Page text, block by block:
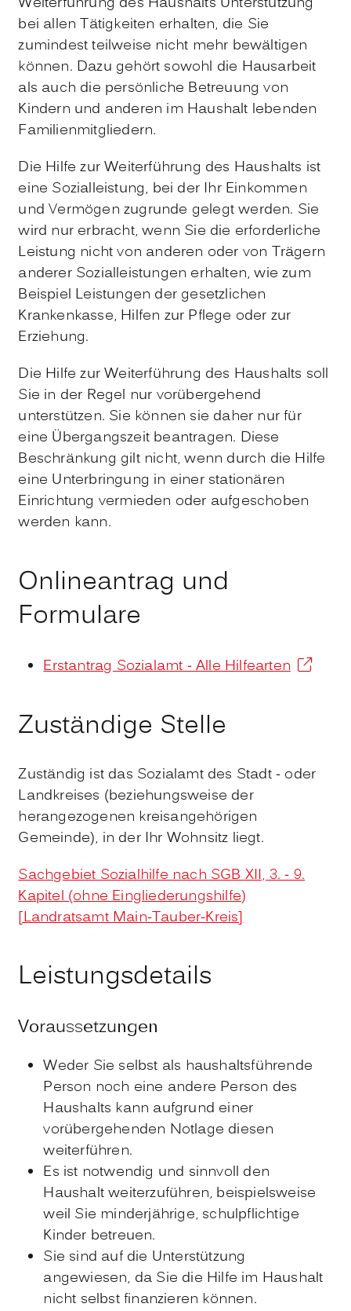
bei allen Tätigkeiten erhalten, die Sie
zumindest teilweise nicht mehr bewältigen
können. Dazu gehört sowohl die Hausarbeit
als auch die persönliche Betreuung von
Kindern und anderen im Haushalt lebenden
Familienmitgliedern.
Die Hilfe zur Weiterführung des Haushalts ist
eine Sozialleistung, bei der Ihr Einkommen
und Vermögen zugrunde gelegt werden. Sie
wird nur erbracht, wenn Sie die erforderliche
Leistung nicht von anderen oder von Trägern
anderer Sozialleistungen erhalten, wie zum
Beispiel Leistungen der gesetzlichen
Krankenkasse, Hilfen zur Pflege oder zur
Erziehung.
Die Hilfe zur Weiterführung des Haushalts soll
Sie in der Regel nur vorübergehend
unterstützen. Sie können sie daher nur für
eine Übergangszeit beantragen. Diese
Beschränkung gilt nicht, wenn durch die Hilfe
eine Unterbringung in einer stationären
Einrichtung vermieden oder aufgeschoben
werden kann.
Onlineantrag und
Formulare
Erstantrag Sozialamt - Alle Hilfearten
Zuständige Stelle
Zuständig ist das Sozialamt des Stadt - oder
Landkreises (beziehungsweise der
herangezogenen kreisangehörigen
Gemeinde), in der Ihr Wohnsitz liegt.
Sachgebiet Sozialhilfe nach SGB XII, 3. - 9.
Kapitel (ohne Eingliederungshilfe)
[Landratsamt Main-Tauber-Kreis]
Leistungsdetails
Voraussetzungen
Weder Sie selbst als haushaltsführende
Person noch eine andere Person des
Haushalts kann aufgrund einer
vorübergehenden Notlage diesen
weiterführen.
Es ist notwendig und sinnvoll den
Haushalt weiterzuführen, beispielsweise
weil Sie minderjährige, schulpflichtige
Kinder betreuen.
Sie sind auf die Unterstützung
angewiesen, da Sie die Hilfe im Haushalt
nicht selbst finanzieren können.